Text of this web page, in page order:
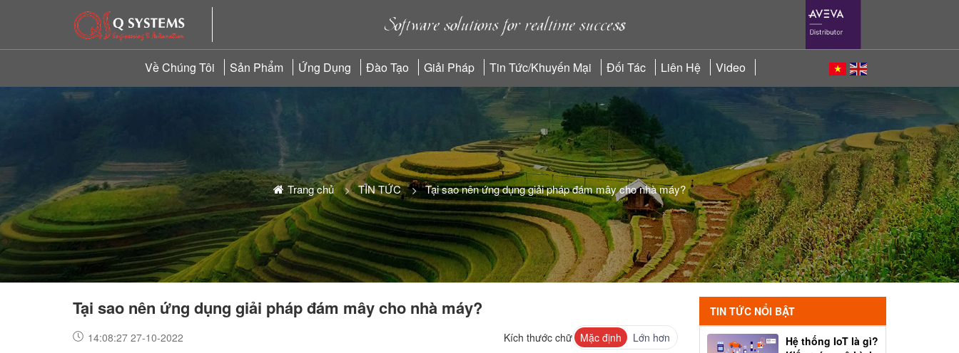
Về Chúng Tôi Sản Phẩm Ứng Dụng Đào Tạo Giải Pháp Tin Tức/Khuyến Mại Đối Tác Liên Hệ Video
Trang chủ TIN TỨC Tại sao nên ứng dụng giải pháp đám mây cho nhà máy?
Tại sao nên ứng dụng giải pháp đám mây cho nhà máy?
14:08:27 27-10-2022 Kích thước chữ Mặc định Lớn hơn
TIN TỨC NỔI BẬT
Hệ thống IoT là gì?